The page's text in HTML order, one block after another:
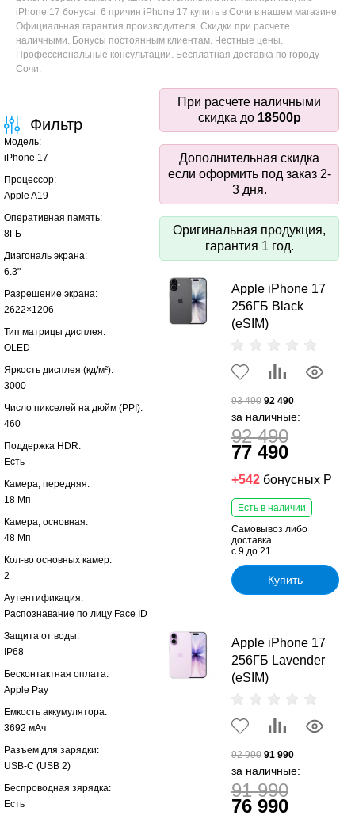
iPhone 17 бонусы. 6 причин iPhone 17 купить в Сочи в нашем магазине:
Официальная гарантия производителя. Скидки при расчете
наличными. Бонусы постоянным клиентам. Честные цены.
Профессиональные консультации. Бесплатная доставка по городу
Сочи.
При расчете наличными
скидка до 18500р
Дополнительная скидка
если оформить под заказ 2-
3 дня.
Оригинальная продукция,
гарантия 1 год.
Apple iPhone 17
256ГБ Black
(eSIM)
93 490 92 490
за наличные:
92 490
77 490
+542 бонусных Р
Есть в наличии
Самовывоз либо
доставка
с 9 до 21
Купить
Apple iPhone 17
256ГБ Lavender
(eSIM)
92 990 91 990
за наличные:
91 990
76 990
Фильтр
Модель:
iPhone 17
Процессор:
Apple A19
Оперативная память:
8ГБ
Диагональ экрана:
6.3"
Разрешение экрана:
2622×1206
Тип матрицы дисплея:
OLED
Яркость дисплея (кд/ м²):
3000
Число пикселей на дюйм (PPI):
460
Поддержка HDR:
Есть
Камера, передняя:
18 Мп
Камера, основная:
48 Мп
Кол-во основных камер:
2
Аутентификация:
Распознавание по лицу Face ID
Защита от воды:
IP68
Бесконтактная оплата:
Apple Pay
Емкость аккумулятора:
3692 мАч
Разъем для зарядки:
USB-C (USB 2)
Беспроводная зярядка:
Есть